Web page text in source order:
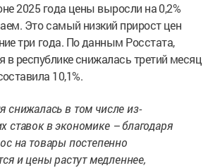
2025 года цены выросли на 0,2%
Этосамый низкий прирост цен
три года. По данным Росстата,
в республике снижалась третий месяц
10,1%.
снижалась в том числе из-
ставок вэкономике – благодаря
на товары постепенно
и цены растут медленнее,